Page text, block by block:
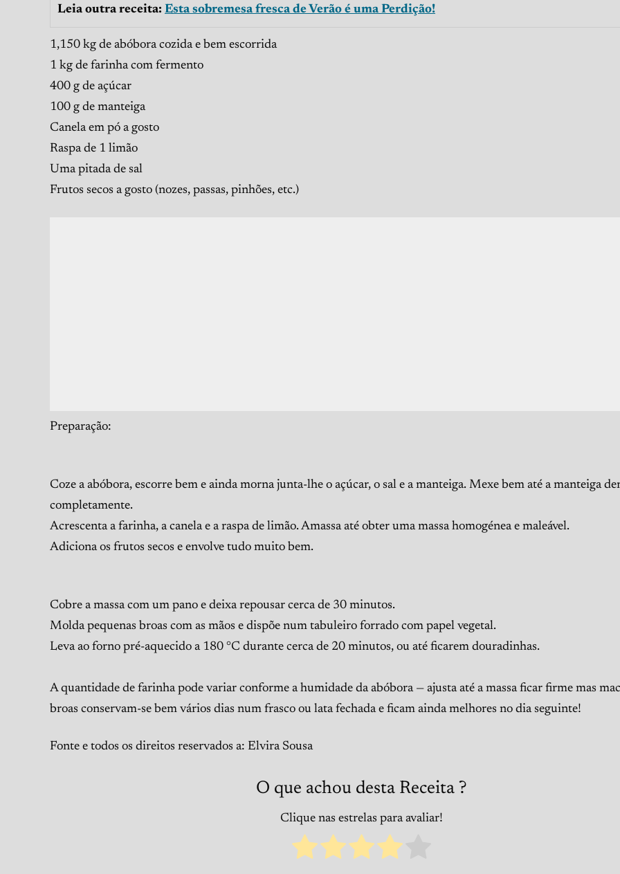
Leia outra receita: Esta sobremesa fresca de Verão é uma Perdição!
1,150 kg de abóbora cozida e bem escorrida
1 kg de farinha com fermento
400 g de açúcar
100 g de manteiga
Canela em pó a gosto
Raspa de 1 limão
Uma pitada de sal
Frutos secos a gosto (nozes, passas, pinhões, etc.)
Preparação:
Coze a abóbora, escorre bem e ainda morna junta-lhe o açúcar, o sal e a manteiga. Mexe bem até a manteiga
completamente.
Acrescenta a farinha, a canela e a raspa de limão. Amassa até obter uma massa homogénea e maleável.
Adiciona os frutos secos e envolve tudo muito bem.
Cobre a massa com um pano e deixa repousar cerca de 30 minutos.
Molda pequenas broas com as mãos e dispõe num tabuleiro forrado com papel vegetal.
Leva ao forno pré-aquecido a 180 °C durante cerca de 20 minutos, ou até ficarem douradinhas.
A quantidade de farinha pode variar conforme a humidade da abóbora — ajusta até a massa ficar firme mas
broas conservam-se bem vários dias num frasco ou lata fechada e ficam ainda melhores no dia seguinte!
Fonte e todos os direitos reservados a: Elvira Sousa
O que achou desta Receita ?
Clique nas estrelas para avaliar!